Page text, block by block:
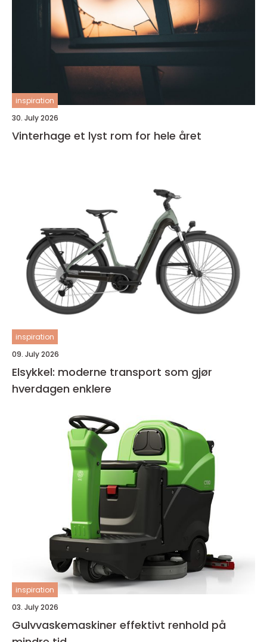
inspiration
30. July 2026
Vinterhage et lyst rom for hele året
inspiration
09. July 2026
Elsykkel: moderne transport som gjør
hverdagen enklere
inspiration
03. July 2026
Gulvvaskemaskiner effektivt renhold på